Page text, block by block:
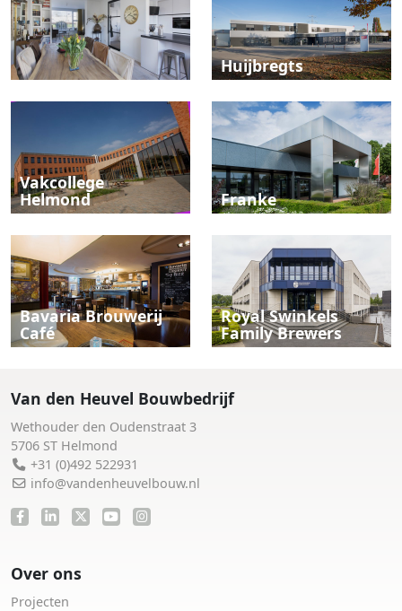
Huijbregts
Vakcollege
Helmond Franke
Bavaria Brouwerij
Café
Royal Swinkels
Family Brewers
Van den Heuvel Bouwbedrijf
Wethouder den Oudenstraat 3
5706 ST Helmond
+31 (0)492 522931
info@vandenheuvelbouw.nl
Over ons
Projecten